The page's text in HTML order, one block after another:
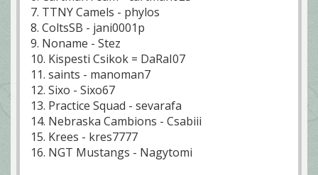
7. TTNY Camels - phylos
8. ColtsSB - jani0001p
9. Noname - Stez
10. Kispesti Csikok = DaRaI07
11. saints - manoman7
12. Sixo - Sixo67
13. Practice Squad - sevarafa
14. Nebraska Cambions - Csabiii
15. Krees - kres7777
16. NGT Mustangs - Nagytomi